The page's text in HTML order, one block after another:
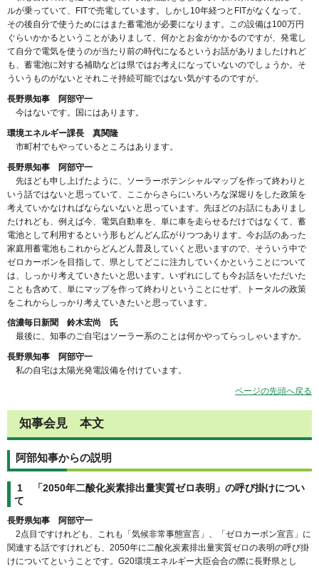
ルが乗っていて、FITで売電しています。しかし10年経つとFITがなくなって、
その後自分で使うためにはまた蓄電池が必要になります。この設備は100万円
ぐらいかかるということがありまして、何かとお金がかかるのですが、発電し
て自分で電気を使うのが当たり前の時代になるというお話がありましたけれど
も、蓄電池に対する補助などは県ではお考えになっていないのでしょうか。そ
ういうものがないとそれこそ持続可能ではない気がするのですが。
長野県知事 阿部守一
今はないです。国にはあります。
環境エネルギー課長 真関隆
市町村でもやっているところはあります。
長野県知事 阿部守一
先ほども申し上げたように、ソーラーポテンシャルマップを作って終わりと
いう話ではないと思っていて、ここからさらにいろいろな深堀りをした政策を
考えていかなければならないないと思っています。先ほどのお話にもありまし
たけれども、例えば今、電気自動車を、単に車を走らせるだけではなくて、蓄
電池として利用するという形もどんどん広がりつつあります。今お話のあった
家庭用蓄電池もこれからどんどん普及していくと思いますので、そういう中で
ゼロカーボンを目指して、県としてどこに注力していくかということについて
は、しっかり考えていきたいと思います。いずれにしても今お話をいただいた
ことも含めて、単にマップを作って終わりということにせず、トータルの政策
をこれからしっかり考えていきたいと思っています。
信濃毎日新聞 鈴木宏尚 氏
最後に、知事のご自宅はソーラー系のことは何かやってらっしゃいますか。
長野県知事 阿部守一
私の自宅は太陽光発電設備を付けています。
ページの先頭へ戻る
知事会見 本文
阿部知事からの説明
1 「2050年二酸化炭素排出量実質ゼロ表明」の呼び掛けについ
て
長野県知事 阿部守一
2点目ですけれども、これも「気候非常事態宣言」、「ゼロカーボン宣言」に
関連する話ですけれども、2050年に二酸化炭素排出量実質ゼロの表明の呼び掛
けについてということです。G20環境エネルギー大臣会合の際に長野県とし